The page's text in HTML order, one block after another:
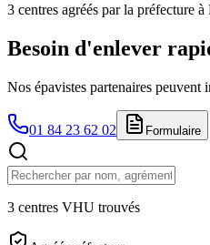
3 centres agréés par la préfecture à
Besoin d'enlever
Nos épavistes partenaires
01 84 23 62 02 Formulaire
3 centres VHU trouvés